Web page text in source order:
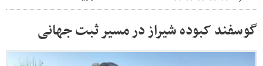
گوسفند کبوده شیراز در مسیر ثبت جهانی